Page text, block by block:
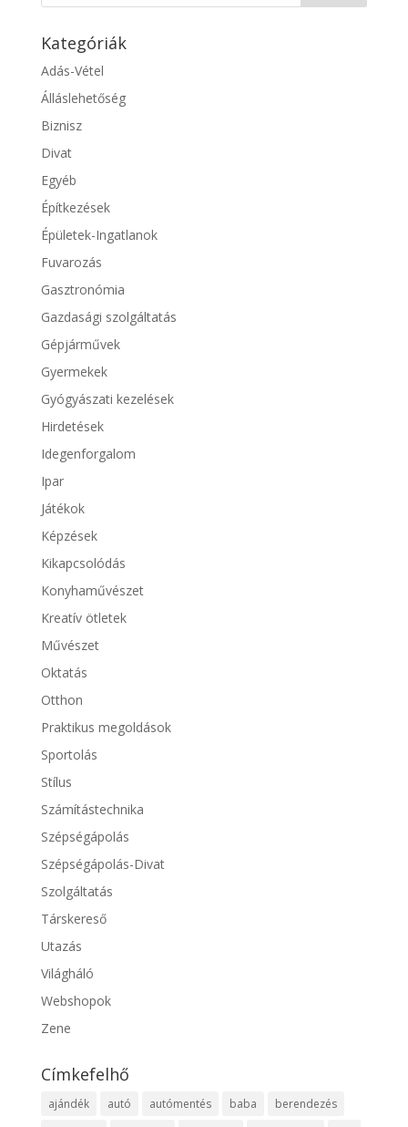
Kategóriák
Adás-Vétel
Álláslehetőség
Biznisz
Divat
Egyéb
Építkezések
Épületek-Ingatlanok
Fuvarozás
Gasztronómia
Gazdasági szolgáltatás
Gépjárművek
Gyermekek
Gyógyászati kezelések
Hirdetések
Idegenforgalom
Ipar
Játékok
Képzések
Kikapcsolódás
Konyhaművészet
Kreatív ötletek
Művészet
Oktatás
Otthon
Praktikus megoldások
Sportolás
Stílus
Számítástechnika
Szépségápolás
Szépségápolás-Divat
Szolgáltatás
Társkereső
Utazás
Világháló
Webshopok
Zene
Címkefelhő
ajándék autó autómentés baba
berendezés